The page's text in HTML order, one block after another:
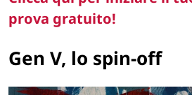
prova gratuito!
Gen V, lo spin-off